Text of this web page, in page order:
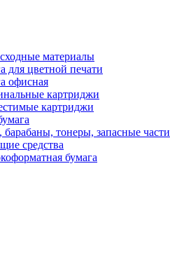
материалы
для цветной печати
офисная
картриджи
картриджи
тонеры, запасные части
средства
бумага